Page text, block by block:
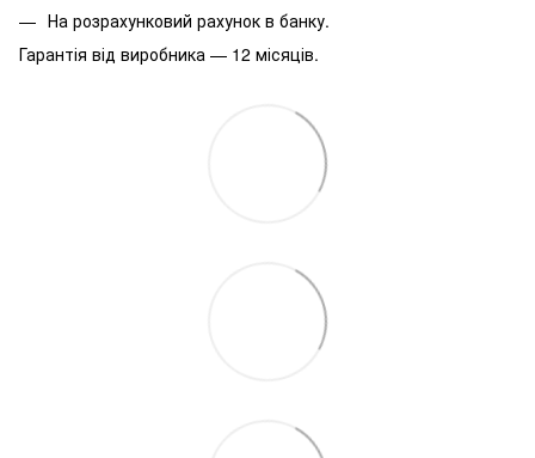
На розрахунковий рахунок в банку.
Гарантія від виробника — 12 місяців.